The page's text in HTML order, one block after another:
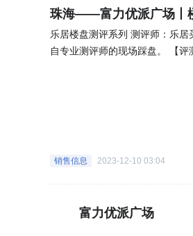
珠海——富力优派广场丨
乐居楼盘测评系列 测评师：乐
自专业测评师的现场踩盘。 【评测师点评楼盘】 富力优派广场位于中国珠海 横琴北岸宝成路富力优派广场销售中心,打造花园式
求，置业门槛相对较低。超高层：
居家生活体验。如下图145办公
采光充足，南北对流。空间私
销售信息 2023-12-10 03:04
富力优派广场